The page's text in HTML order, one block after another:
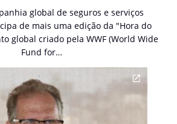
global de seguros e serviços
de mais uma edição da "Hora do
global criado pela WWF (World Wide
Fund for…